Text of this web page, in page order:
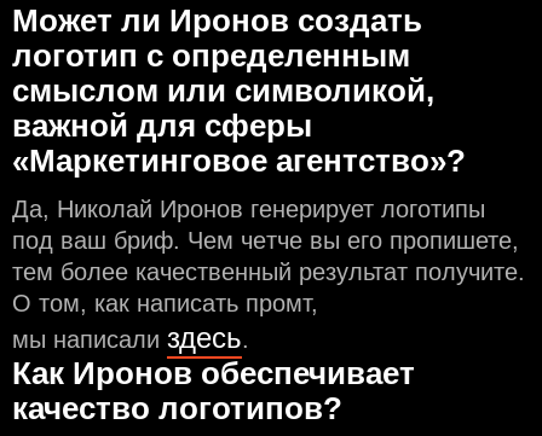
Может ли Иронов создать
логотип с определeнным
смыслом или символикой,
важной для сферы
«Маркетинговое агентство»?
Да, Николай Иронов генерирует логотипы
под ваш бриф. Чем чeтче вы его пропишете,
тем более качественный результат получите.
О том, как написать промт,
мы написали здесь.
Как Иронов обеспечивает
качество логотипов?